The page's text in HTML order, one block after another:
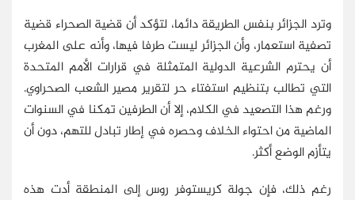
وترد الجزائر بنفس الطريقة دائما، لتؤكد أن قضية الصحراء قضية
تصفية استعمار، وأن الجزائر ليست طرفا فيها، وأنه على المغرب
أن يحترم الشرعية الدولية المتمثلة في قرارات الأمم المتحدة
التي تطالب بتنظيم استفتاء حر لتقرير مصير الشعب الصحراوي.
ورغم هذا التصعيد في الكلام، إلا أن الطرفين تمكنا في السنوات
الماضية من احتواء الخلاف وحصره في إطار تبادل للتهم، دون أن
يتأزم الوضع أكثر.
رغم ذلك، فإن جولة كريستوفر روس إلى المنطقة أدت هذه